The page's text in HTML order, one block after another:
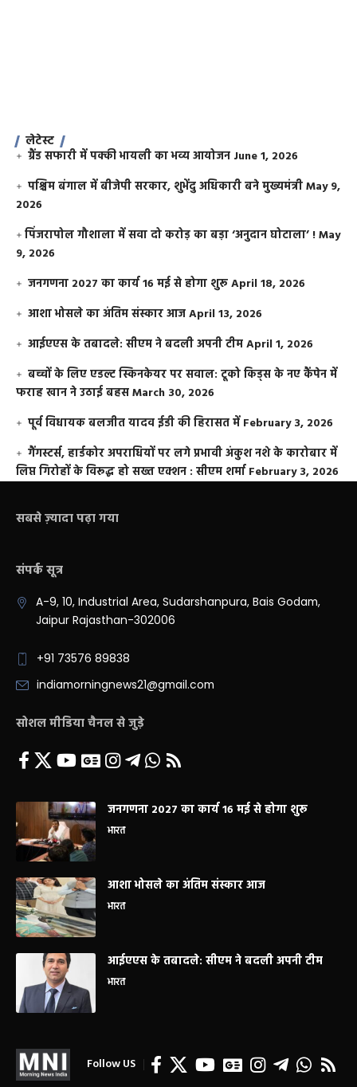
लेटेस्ट
ग्रैंड सफारी में पक्की भायली का भव्य आयोजन June 1, 2026
पश्चिम बंगाल में बीजेपी सरकार, शुभेंदु अधिकारी बने मुख्यमंत्रीMay 9,
2026
​पिंजरापोल गौशाला में सवा दो करोड़ का बड़ा ‘अनुदान घोटाला’ !May
9, 2026
जनगणना 2027 का कार्य 16 मई से होगा शुरूApril 18, 2026
आशा भोसले का अंतिम संस्कार आजApril 13, 2026
आईएएस के तबादले: सीएम ने बदली अपनी टीमApril 1, 2026
बच्चों के लिए एडल्ट स्किनकेयर पर सवाल: टूको किड्स के नए कैंपेन में
फराह खान ने उठाई बहसMarch 30, 2026
पूर्व विधायक बलजीत यादव ईडी की हिरासत में February 3, 2026
गैंगस्टर्स, हार्डकोर अपराधियों पर लगे प्रभावी अंकुश नशे के कारोबार में
लिप्त गिरोहों के विरूद्ध हो सख्त एक्शन : सीएम शर्मा February 3, 2026
सबसे ज़्यादा पढ़ा गया
संपर्क सूत्र
A-9, 10, Industrial Area, Sudarshanpura, Bais Godam,
Jaipur Rajasthan-302006
+91 73576 89838
indiamorningnews21@gmail.com
सोशल मीडिया चैनल से जुड़े
जनगणना 2027 का कार्य 16 मई से होगा शुरू
भारत
आशा भोसले का अंतिम संस्कार आज
भारत
आईएएस के तबादले: सीएम ने बदली अपनी टीम
भारत
Follow US